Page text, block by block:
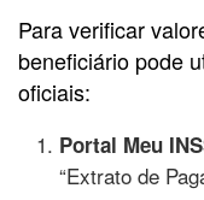
Para verificar
beneficiário pode
oficiais:
Portal Meu
“Extrato de